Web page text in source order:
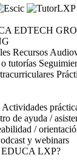
EDTECH
Recursos
Actividades
de ayuda /
/
y webinars
EDUCA LXP?